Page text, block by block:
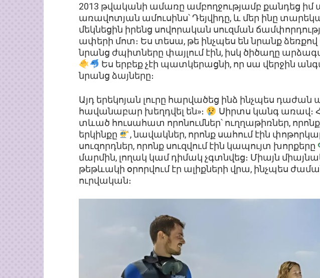
2013 թվականի ամառը ամբողջությամբ քանդեց իմ
առավոտյան ամուսինս՝ Դեյվիդը, և մեր ինը
մեկնեցին իրենց սովորական սուզման
ափերի մոտ։ Ես տեսա, թե ինչպես են նրանք
նրանց ժպիտները փայլում էին, իսկ ծիծաղը
Ես երբեք չէի պատկերացնի, որ սա վերջին
նրանց ձայները։
Այդ երեկոյան լուրը հարվածեց ինձ ինչպես դաժան
հավանաբար խեղդվել են»։
Սիրտս կանգ առավ։
տևած հուսահատ որոնումներ՝ ուղղաթիռներ, որոնք
երկինքը
, նավակներ, որոնք սահում էին
սուզորդներ, որոնք սուզվում էին կապույտ խորքերը
մարմին, լողակ կամ դիմակ չգտնվեց։ Միայն
թեթևակի օրորվում էր ալիքների վրա, ինչպես
ուրվական։